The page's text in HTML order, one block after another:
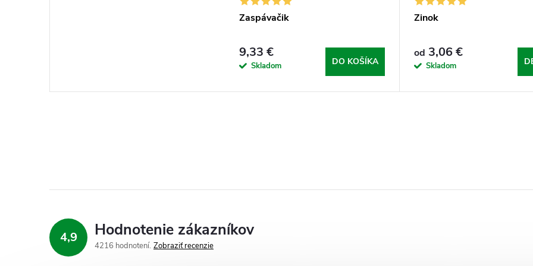
Zaspávačik
9,33 €
Skladom DO KOŠÍKA
Zinok
od 3,06 €
Skladom
4,9 Hodnotenie zákazníkov
4216 hodnotení Zobraziť recenzie